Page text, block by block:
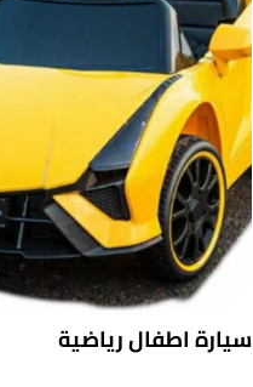
سيارة اطفال رياضية